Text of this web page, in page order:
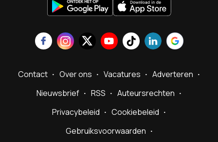
Contact Over ons Vacatures
Adverteren
Nieuwsbrief
RSS
Auteursrechten
Privacybeleid
Cookiebeleid
Gebruiksvoorwaarden